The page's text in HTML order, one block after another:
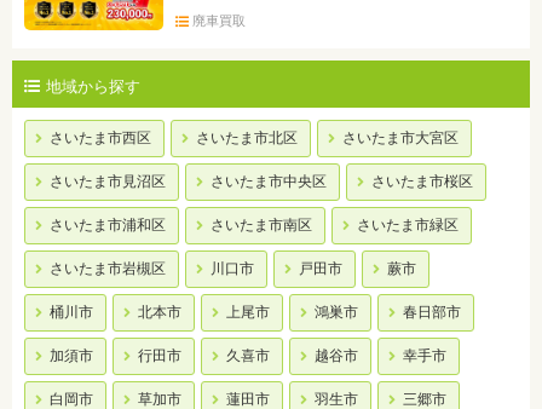
廃車買取
地域から探す
さいたま市西区 さいたま市北区 さいたま市大宮区
さいたま市見沼区 さいたま市中央区 さいたま市桜区
さいたま市浦和区 さいたま市南区 さいたま市緑区
さいたま市岩槻区 川口市 戸田市 蕨市
桶川市 北本市 上尾市 鴻巣市 春日部市
加須市 行田市 久喜市 越谷市 幸手市
白岡市 草加市 蓮田市 羽生市 三郷市